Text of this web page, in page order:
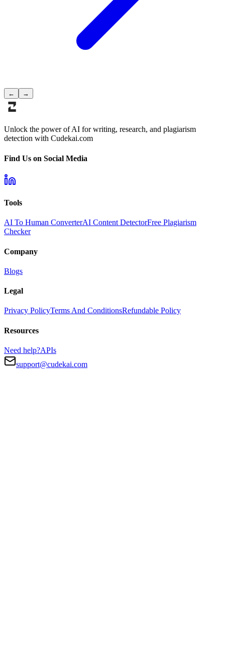
← →
Unlock the power of AI for writing, research, and plagiarism
detection with Cudekai.com
Find Us on Social Media
Tools
AI To Human ConverterAI Content DetectorFree Plagiarism
Checker
Company
Blogs
Legal
Privacy PolicyTerms And ConditionsRefundable Policy
Resources
Need help?APIs
support@cudekai.com